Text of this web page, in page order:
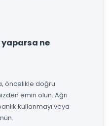
yaparsa ne
öncelikle doğru
emin olun. Ağrı
kullanmayı veya